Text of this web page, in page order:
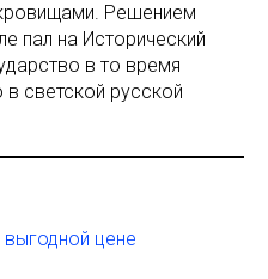
Решением
пал на Исторический
в то время
светской русской
выгодной цене